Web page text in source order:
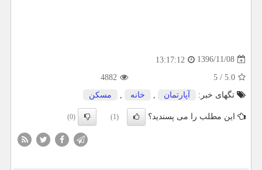
1396/11/08
13:17:12
5.0
/
5
4882
تگهای خبر:
آپارتمان خانه مسكن
این مطلب را می پسندید؟ (1)
(0)